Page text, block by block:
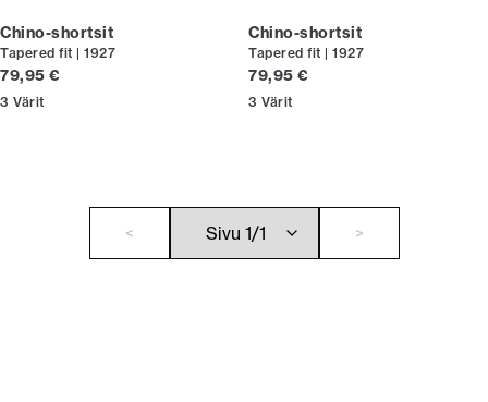
Chino-shortsit
Tapered fit | 1927
Nykyinen hinta
79,95 €
3 Värit
Chino-shortsit
Tapered fit | 1927
Nykyinen hinta
79,95 €
3 Värit